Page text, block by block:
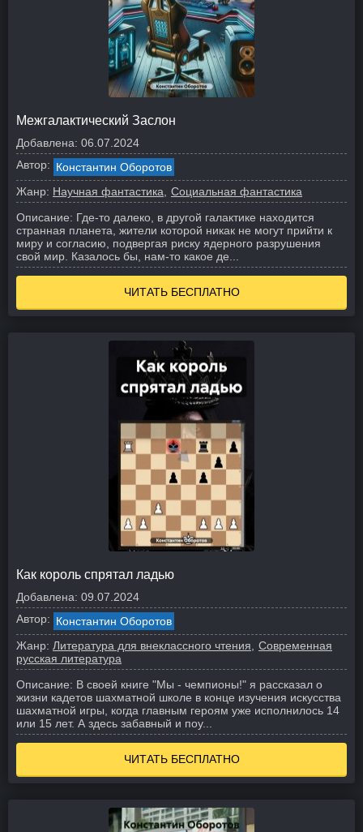
Межгалактический Заслон
Добавлена: 06.07.2024
Автор: Константин Оборотов
Жанр: Научная фантастика
Социальная фантастика
Описание: Где-то далеко, в другой галактике находится
странная планета, жители которой никак не могут прийти к
миру и согласию, подвергая риску ядерного разрушения
свой мир. Казалось бы, нам-то какое де...
ЧИТАТЬ БЕСПЛАТНО
Как король спрятал ладью
Добавлена: 09.07.2024
Автор: Константин Оборотов
Жанр: Литература для внеклассного чтения
Современная
русская литература
Описание: В своей книге "Мы - чемпионы!" я рассказал о
жизни кадетов шахматной школе в конце изучения искусства
шахматной игры, когда главным героям уже исполнилось 14
или 15 лет. А здесь забавный и поу...
ЧИТАТЬ БЕСПЛАТНО